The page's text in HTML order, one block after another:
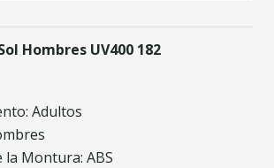
Hombres UV400 182
Adultos
la Montura: ABS